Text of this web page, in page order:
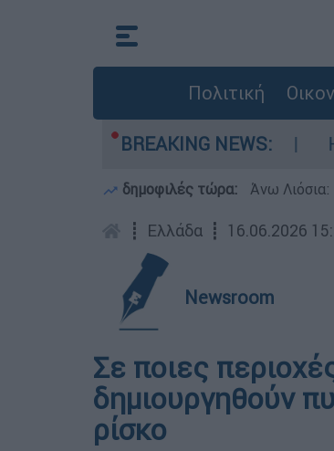
Πολιτική
BREAKING NEWS:
τρία αεροσκάφη Η
δημοφιλές τώρα: Άνω Λιόσια:
┋ Ελλάδα ┋ 16.06.2026
Newsroom
Σε ποιες
δημιουργηθούν
ρίσκο